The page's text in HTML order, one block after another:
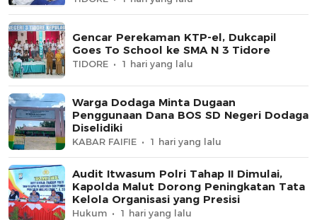
Gencar Perekaman KTP-el, Dukcapil
Goes To School ke SMA N 3 Tidore
TIDORE 1 hari yang lalu
Warga Dodaga Minta Dugaan
Penggunaan Dana BOS SD Negeri Dodaga
Diselidiki
KABAR FAIFIE 1 hari yang lalu
Audit Itwasum Polri Tahap II Dimulai,
Kapolda Malut Dorong Peningkatan Tata
Kelola Organisasi yang Presisi
Hukum 1 hari yang lalu